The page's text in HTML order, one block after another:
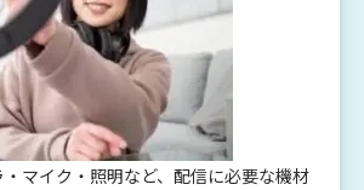
マイク・照明など、配信に必要な機材